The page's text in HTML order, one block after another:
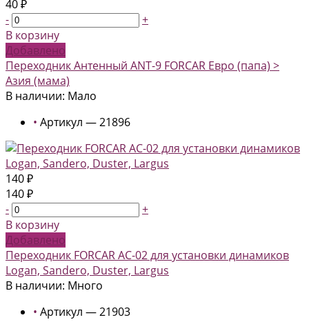
40 ₽
-
+
В корзину
Добавлено
Переходник Антенный ANT-9 FORCAR Евро (папа) >
Азия (мама)
В наличии: Мало
• Артикул — 21896
140 ₽
140 ₽
-
+
В корзину
Добавлено
Переходник FORCAR AC-02 для установки динамиков
Logan, Sandero, Duster, Largus
В наличии: Много
• Артикул — 21903